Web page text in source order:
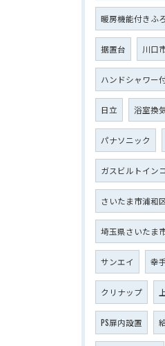
暖房機能付きふ
据置台 川口
ハンドシャワー
日立 浴室換
パナソニック
ガスビルトイン
さいたま市浦和
埼玉県さいたま
サンエイ 幸
クリナップ
PS扉内設置